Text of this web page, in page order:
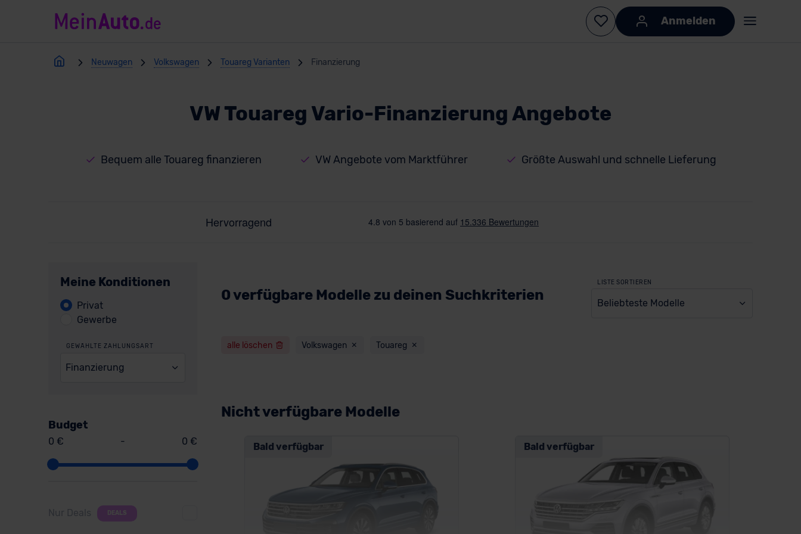
Anmelden
Neuwagen Volkswagen Touareg Varianten Finanzierung
VW Touareg Vario-Finanzierung Angebote
Bequem alle Touareg finanzieren VW Angebote vom Marktführer Größte Auswahl und schnelle Lieferung
Meine Konditionen
Privat
Gewerbe
GEWÄHLTE ZAHLUNGSART
Finanzierung
Budget
0 € - 0 €
Nur Deals DEALS
0 verfügbare Modelle zu deinen Suchkriterien
LISTE SORTIEREN
Beliebteste Modelle
alle löschen Volkswagen Touareg
Nicht verfügbare Modelle
Bald verfügbar Bald verfügbar